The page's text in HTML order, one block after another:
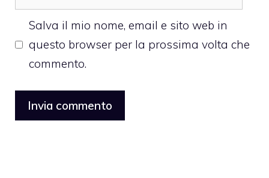
web
Salva il mio nome, email e sito web in
questo browser per la prossima volta che
commento.